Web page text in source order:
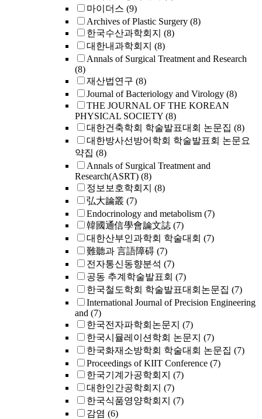
마이더스 (9)
Archives of Plastic Surgery (8)
한국수산과학회지 (8)
대한내과학회지 (8)
Annals of Surgical Treatment and Research
(8)
재산법연구 (8)
Journal of Bacteriology and Virology (8)
THE JOURNAL OF THE KOREAN
PHYSICAL SOCIETY (8)
대한건축학회 학술발표대회 논문집 (8)
대한방사선방어학회 학술발표회 논문요
약집 (8)
Annals of Surgical Treatment and
Research(ASRT) (8)
정보보호학회지 (8)
弘大論叢 (7)
Endocrinology and metabolism (7)
韓國通信學會論文誌 (7)
대한산부인과학회 학술대회 (7)
難聽과 言語障碍 (7)
전자통신동향분석 (7)
공동 추계학술발표회 (7)
한국철도학회 학술발표대회논문집 (7)
International Journal of Precision Engineering
and (7)
한국전자파학회논문지 (7)
한국시뮬레이션학회 논문지 (7)
한국화재소방학회 학술대회 논문집 (7)
Proceedings of KIIT Conference (7)
한국기계가공학회지 (7)
대한인간공학회지 (7)
한국식품영양학회지 (7)
감염 (6)